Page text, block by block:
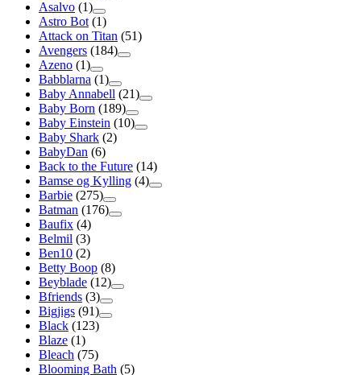
Asalvo (1)
Astro Bot (1)
Attack on Titan (51)
Avengers (184)
Azeno (1)
Babblarna (1)
Baby Annabell (21)
Baby Born (189)
Baby Einstein (10)
Baby Shark (2)
BabyDan (6)
Back to the Future (14)
Bamse og Kylling (4)
Barbie (275)
Batman (176)
Baufix (4)
Belmil (3)
Ben10 (2)
Betty Boop (8)
Beyblade (12)
Bfriends (3)
Bigjigs (91)
Black (123)
Blaze (1)
Bleach (75)
Blooming Bath (5)